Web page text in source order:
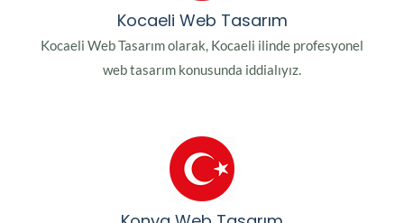
Kocaeli Web Tasarım
Kocaeli Web Tasarım olarak, Kocaeli ilinde profesyonel
web tasarım konusunda iddialıyız.